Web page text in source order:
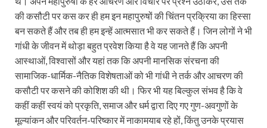
की कसौटी पर कस कर ही हम इन महापुरुषों की चिंतन प्रक्रिया का हिस्सा
बन सकते हैं और तब ही हम इन्हें आत्मसात भी कर सकते हैं। जिन लोगों ने भी
गांधी के जीवन में थोड़ा बहुत प्रवेश किया है वे यह जानते हैं कि अपनी
आस्थाओं, विश्वासों और यहां तक कि अपनी मानसिक संरचना की
सामाजिक-धार्मिक-नैतिक विशेषताओं को भी गांधी ने तर्क और आचरण की
कसौटी पर कसने की कोशिश की थी। फिर भी यह बिल्कुल संभव है कि वे
कहीं कहीं स्वयं को प्रकृति, समाज और धर्म द्वारा दिए गए गुण-अवगुणों के
मूल्यांकन और परिवर्तन-परिष्कार में नाकामयाब रहे हों, किंतु उनके प्रयास